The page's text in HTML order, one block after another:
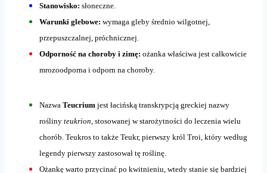
Stanowisko: słoneczne.
Warunki glebowe: wymaga gleby średnio wilgotnej,
przepuszczalnej, próchnicznej.
Odporność na choroby i zimę: ożanka właściwa jest całkowicie
mrozoodporna i odporn na choroby.
Nazwa Teucrium jest łacińską transkrypcją greckiej nazwy
rośliny teukrion , stosowanej w starożytności do leczenia wielu
chorób. Teukros to także Teukr, pierwszy król Troi, który według
legendy pierwszy zastosował tę roślinę.
Ożankę warto przycinać po kwitnieniu, wtedy stanie się bardziej